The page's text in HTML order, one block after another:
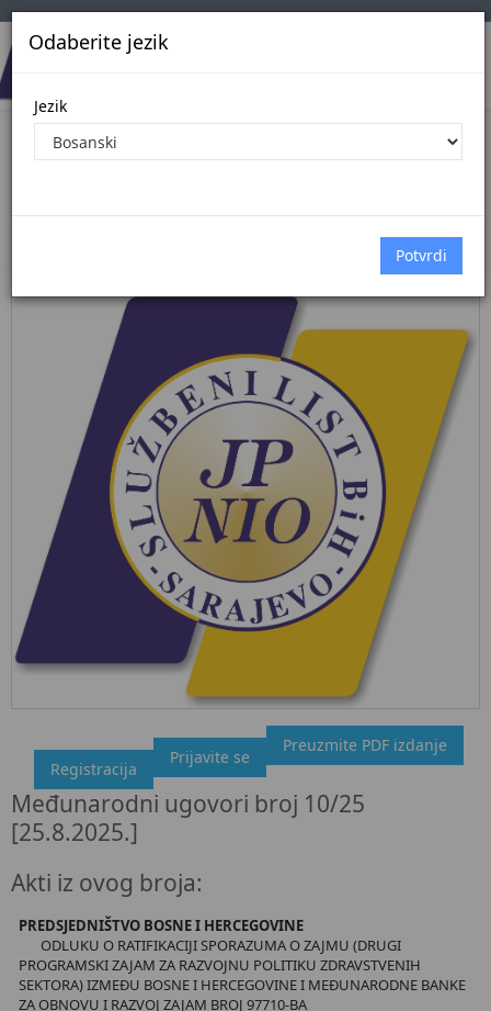
Odaberite jezik
Jezik
Pregled Dokumenata| Broj 10/25
"Službeni glasnik BiH", broj 10/25 25.8.2025.
Ovdje možete preuzeti dokument, kao i obaviti kratki uvid u
sadržaj dokumenta.
Preuzmite PDF izdanje
Prijavite se
Registracija
Međunarodni ugovori broj 10/25
[25.8.2025.]
Akti iz ovog broja:
PREDSJEDNIŠTVO BOSNE I HERCEGOVINE
ODLUKU O RATIFIKACIJI SPORAZUMA O ZAJMU (DRUGI
PROGRAMSKI ZAJAM ZA RAZVOJNU POLITIKU ZDRAVSTVENIH
SEKTORA) IZMEĐU BOSNE I HERCEGOVINE I MEĐUNARODNE BANKE
ZA OBNOVU I RAZVOJ ZAJAM BROJ 97710-BA